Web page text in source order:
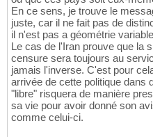
En ce sens, je trouve le
juste, car il ne fait pas de
il n'est pas a géométrie
Le cas de l'Iran prouve que la
censure sera toujours au
jamais l'inverse. C'est pour
arrivée de cette politique
"libre" risquera de manière
sa vie pour avoir donné son
comme celui-ci.